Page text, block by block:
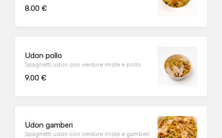
8.00 €
Udon pollo
Spaghetti udon con verdure miste e pollo
9.00 €
Udon gamberi
Spaghetti udon con verdure miste e gamberi